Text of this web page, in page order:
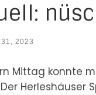
31, 2023
Mittag konnte
Der Herleshäuser